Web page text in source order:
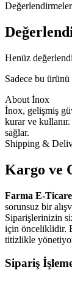
Henüz
Sadece bu
About İnox
İnox, gelişmiş
kurar ve
sağlar.
Shipping &
Kargo ve
Farma E-
sorunsuz bir
Siparişlerinizin
için önceliklidir.
titizlikle
Sipariş